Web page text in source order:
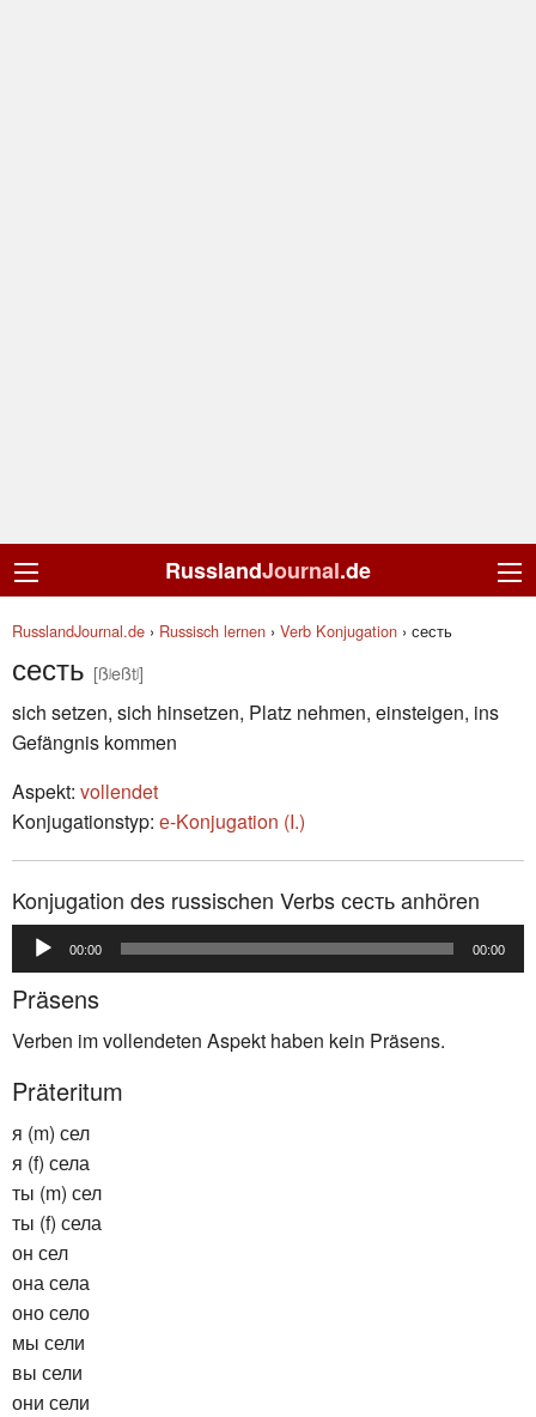
RusslandJournal.de
RusslandJournal.de › Russisch lernen › Verb Konjugation › сесть
сесть [ßʲeßtʲ]
sich setzen, sich hinsetzen, Platz nehmen, einsteigen, ins
Gefängnis kommen
Aspekt: vollendet
Konjugationstyp: е-Konjugation (I.)
Konjugation des russischen Verbs сесть anhören
Audio-
Player
00:00 00:00
Präsens
Verben im vollendeten Aspekt haben kein Präsens.
Präteritum
я (m) сел
я (f) села
ты (m) сел
ты (f) села
он сел
она села
оно село
мы сели
вы сели
они сели